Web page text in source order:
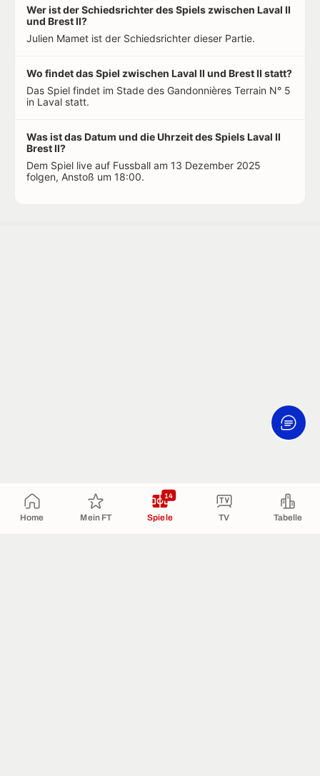
Home Mein FT Spiele
14
TV Tabelle
Wer ist der Schiedsrichter des Spiels zwischen Laval II
und Brest II?
Julien Mamet ist der Schiedsrichter dieser Partie.
Wo findet das Spiel zwischen Laval II und Brest II statt?
Das Spiel findet im Stade des Gandonnières Terrain N° 5
in Laval statt.
Was ist das Datum und die Uhrzeit des Spiels Laval II
Brest II?
Dem Spiel live auf Fussball am 13 Dezember 2025
folgen, Anstoß um 18:00.